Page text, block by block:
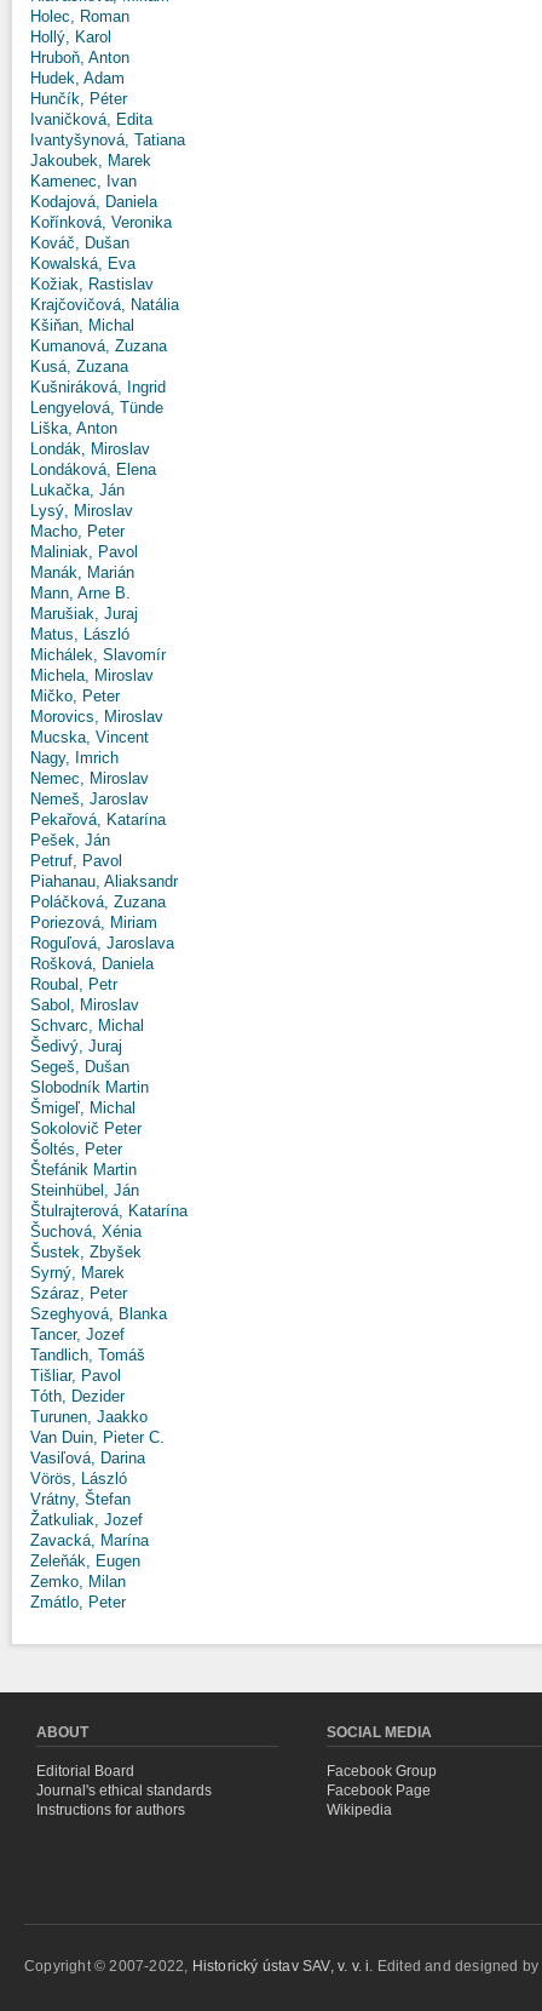
Holec, Roman
Hollý, Karol
Hruboň, Anton
Hudek, Adam
Hunčík, Péter
Ivaničková, Edita
Ivantyšynová, Tatiana
Jakoubek, Marek
Kamenec, Ivan
Kodajová, Daniela
Kořínková, Veronika
Kováč, Dušan
Kowalská, Eva
Kožiak, Rastislav
Krajčovičová, Natália
Kšiňan, Michal
Kumanová, Zuzana
Kusá, Zuzana
Kušniráková, Ingrid
Lengyelová, Tünde
Liška, Anton
Londák, Miroslav
Londáková, Elena
Lukačka, Ján
Lysý, Miroslav
Macho, Peter
Maliniak, Pavol
Manák, Marián
Mann, Arne B.
Marušiak, Juraj
Matus, László
Michálek, Slavomír
Michela, Miroslav
Mičko, Peter
Morovics, Miroslav
Mucska, Vincent
Nagy, Imrich
Nemec, Miroslav
Nemeš, Jaroslav
Pekařová, Katarína
Pešek, Ján
Petruf, Pavol
Piahanau, Aliaksandr
Poláčková, Zuzana
Poriezová, Miriam
Roguľová, Jaroslava
Rošková, Daniela
Roubal, Petr
Sabol, Miroslav
Schvarc, Michal
Šedivý, Juraj
Segeš, Dušan
Slobodník Martin
Šmigeľ, Michal
Sokolovič Peter
Šoltés, Peter
Štefánik Martin
Steinhübel, Ján
Štulrajterová, Katarína
Šuchová, Xénia
Šustek, Zbyšek
Syrný, Marek
Száraz, Peter
Szeghyová, Blanka
Tancer, Jozef
Tandlich, Tomáš
Tišliar, Pavol
Tóth, Dezider
Turunen, Jaakko
Van Duin, Pieter C.
Vasiľová, Darina
Vörös, László
Vrátny, Štefan
Žatkuliak, Jozef
Zavacká, Marína
Zeleňák, Eugen
Zemko, Milan
Zmátlo, Peter
ABOUT
Editorial Board
Journal's ethical standards
Instructions for authors
SOCIAL MEDIA
Facebook Group
Facebook Page
Wikipedia
Copyright © 2007-2022, Historický ústav SAV, v. v. i. Edited and designed by